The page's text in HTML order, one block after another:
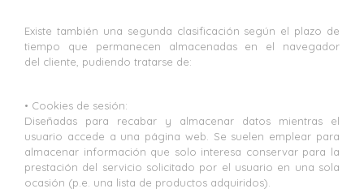
Existe también una segunda clasificación según el plazo de
tiempo que permanecen almacenadas en el navegador
del cliente, pudiendo tratarse de:
• Cookies de sesión:
Diseñadas para recabar y almacenar datos mientras el
usuario accede a una página web. Se suelen emplear para
almacenar información que solo interesa conservar para la
prestación del servicio solicitado por el usuario en una sola
ocasión (p.e. una lista de productos adquiridos).